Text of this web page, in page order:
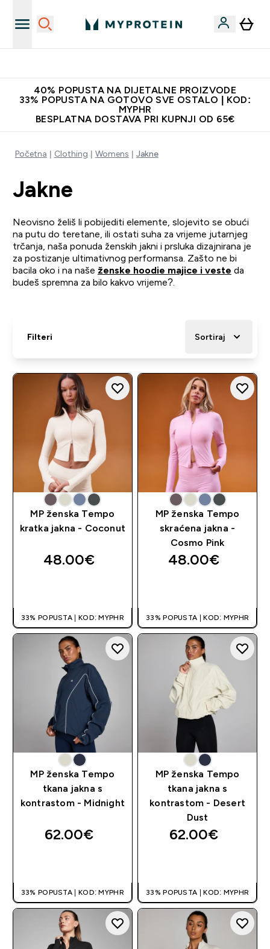
40% POPUSTA NA DIJETALNE PROIZVODE
33% POPUSTA NA GOTOVO SVE OSTALO | KOD:
MYPHR
BESPLATNA DOSTAVA PRI KUPNJI OD 65€
Početna Clothing Womens Jakne
Jakne
Neovisno želiš li pobijediti elemente, slojevito se obući
na putu do teretane, ili ostati suha za vrijeme jutarnjeg
trčanja, naša ponuda ženskih jakni i prsluka dizajnirana je
za postizanje ultimativnog performansa. Zašto ne bi
bacila oko i na naše ženske hoodie majice i veste da
budeš spremna za bilo kakvo vrijeme?.
Filteri Sortiraj
MP ženska Tempo
kratka jakna - Coconut
48.00€‎
33% POPUSTA | KOD: MYPHR
MP ženska Tempo
skraćena jakna -
Cosmo Pink
48.00€‎
33% POPUSTA | KOD: MYPHR
MP ženska Tempo
tkana jakna s
kontrastom - Midnight
62.00€‎
33% POPUSTA | KOD: MYPHR
MP ženska Tempo
tkana jakna s
kontrastom - Desert
Dust
62.00€‎
33% POPUSTA | KOD: MYPHR